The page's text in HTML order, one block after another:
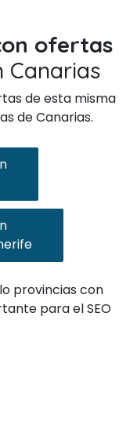
ofertas
Canarias
de esta misma
de Canarias.
provincias con
para el SEO